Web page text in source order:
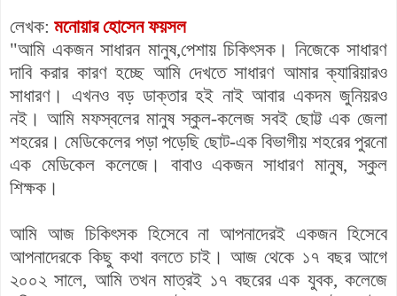
লেখক: মনোয়ার হোসেন ফয়সল
"আমি একজন সাধারন মানুষ,পেশায় চিকিৎসক। নিজেকে সাধারণ
দাবি করার কারণ হচ্ছে আমি দেখতে সাধারণ আমার ক্যারিয়ারও
সাধারণ। এখনও বড় ডাক্তার হই নাই আবার একদম জুনিয়রও
নই। আমি মফস্বলের মানুষ স্কুল-কলেজ সবই ছোট্ট এক জেলা
শহরের। মেডিকেলের পড়া পড়েছি ছোট-এক বিভাগীয় শহরের পুরনো
এক মেডিকেল কলেজে। বাবাও একজন সাধারণ মানুষ, স্কুল
শিক্ষক।
আমি আজ চিকিৎসক হিসেবে না আপনাদেরই একজন হিসেবে
আপনাদেরকে কিছু কথা বলতে চাই। আজ থেকে ১৭ বছর আগে
২০০২ সালে, আমি তখন মাত্রই ১৭ বছরের এক যুবক, কলেজে